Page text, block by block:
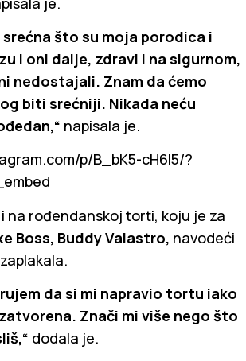
srećna što su moja porodica i
i oni dalje, zdravi i na sigurnom,
nedostajali. Znam da ćemo
biti srećniji. Nikada neću
napisala je.
p/B_bK5-cH6I5/?
na rođendanskoj torti, koju je za
Boss, Buddy Valastro, navodeći
da si mi napravio tortu iako
Znači mi više nego što
dodala je.